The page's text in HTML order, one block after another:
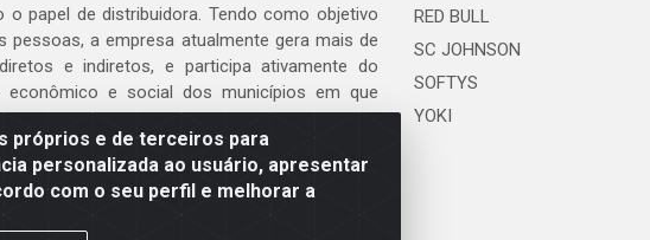
próprios e de terceiros para
personalizada ao usuário, apresentar
com o seu perfil e melhorar a
o papel de distribuidora. Tendo como objetivo
pessoas, a empresa atualmente gera mais de
e indiretos, e participa ativamente do
econômico e social dos municípios em que
do nosso time!
RED BULL
SC JOHNSON
SOFTYS
YOKI